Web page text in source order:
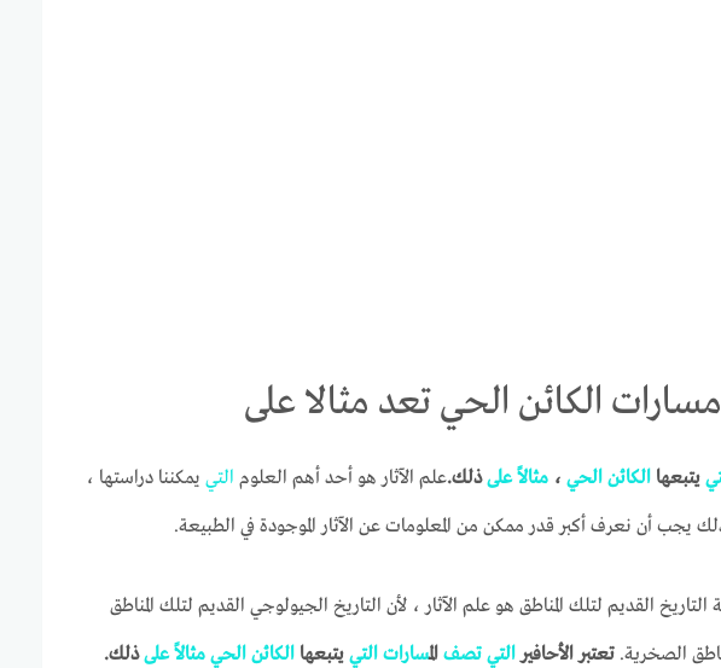
الكائن الحي تعد مثالا على
يتبعها الكائن الحي ، مثالاًعلىذلك.علم الآثار هو أحد أهم العلوم التي يمكننا دراستها ،
يجب أن نعرف أكبر قدر ممكن من المعلومات عن الآثار الموجودة في الطبيعة.
القديم لتلك المناطق هو علم الآثار ، لأن التاريخ الجيولوجي القديم لتلك المناطق
الصخرية. تعتبر الأحافيرالتي تصف المسارات التي يتبعها الكائن الحي مثالاًعلىذلك.